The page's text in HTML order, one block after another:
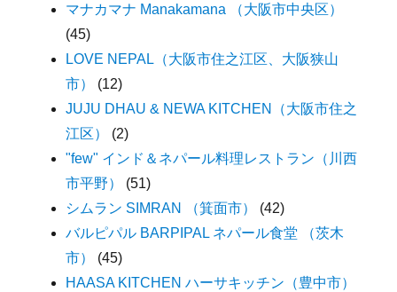
マナカマナ Manakamana （大阪市中央区）
(45)
LOVE NEPAL（大阪市住之江区、大阪狭山
市）
(12)
JUJU DHAU & NEWA KITCHEN（大阪市住之
江区）
(2)
"few" インド＆ネパール料理レストラン（川西
市平野）
(51)
シムラン SIMRAN （箕面市）
(42)
バルピパル BARPIPAL ネパール食堂 （茨木
市）
(45)
HAASA KITCHEN ハーサキッチン（豊中市）